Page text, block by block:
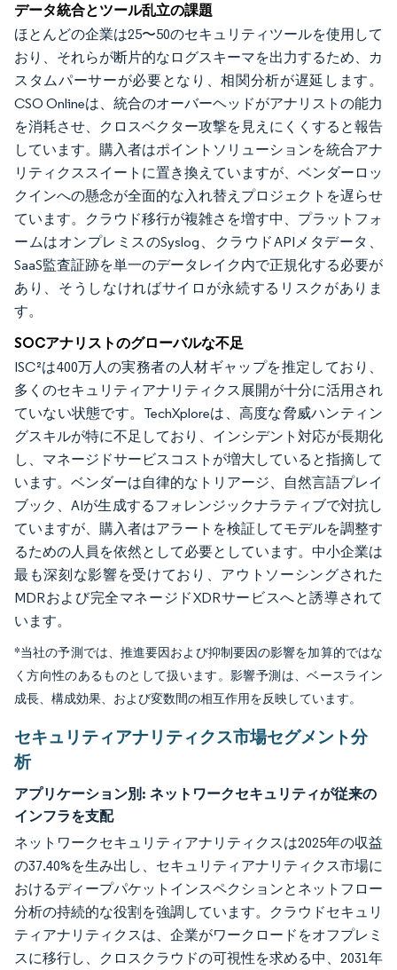
データ統合とツール乱立の課題
ほとんどの企業は25〜50のセキュリティツールを使用して
おり、それらが断片的なログスキーマを出力するため、カ
スタムパーサーが必要となり、相関分析が遅延します。
CSO Onlineは、統合のオーバーヘッドがアナリストの能力
を消耗させ、クロスベクター攻撃を見えにくくすると報告
しています。購入者はポイントソリューションを統合アナ
リティクススイートに置き換えていますが、ベンダーロッ
クインへの懸念が全面的な入れ替えプロジェクトを遅らせ
ています。クラウド移行が複雑さを増す中、プラットフォ
ームはオンプレミスのSyslog、クラウドAPIメタデータ、
SaaS監査証跡を単一のデータレイク内で正規化する必要が
あり、そうしなければサイロが永続するリスクがありま
す。
SOCアナリストのグローバルな不足
ISC²は400万人の実務者の人材ギャップを推定しており、
多くのセキュリティアナリティクス展開が十分に活用され
ていない状態です。TechXploreは、高度な脅威ハンティン
グスキルが特に不足しており、インシデント対応が長期化
し、マネージドサービスコストが増大していると指摘して
います。ベンダーは自律的なトリアージ、自然言語プレイ
ブック、AIが生成するフォレンジックナラティブで対抗し
ていますが、購入者はアラートを検証してモデルを調整す
るための人員を依然として必要としています。中小企業は
最も深刻な影響を受けており、アウトソーシングされた
MDRおよび完全マネージドXDRサービスへと誘導されて
います。
*当社の予測では、推進要因および抑制要因の影響を加算的ではな
く方向性のあるものとして扱います。影響予測は、ベースライン
成長、構成効果、および変数間の相互作用を反映しています。
セキュリティアナリティクス市場セグメント分
析
アプリケーション別: ネットワークセキュリティが従来の
インフラを支配
ネットワークセキュリティアナリティクスは2025年の収益
の37.40%を生み出し、セキュリティアナリティクス市場に
おけるディープパケットインスペクションとネットフロー
分析の持続的な役割を強調しています。クラウドセキュリ
ティアナリティクスは、企業がワークロードをオフプレミ
スに移行し、クロスクラウドの可視性を求める中、2031年